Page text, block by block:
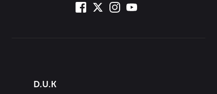
menusD.U.K